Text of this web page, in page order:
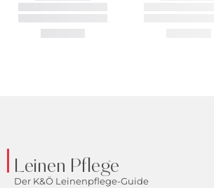
Leinen Pflege
Der K&Ö Leinenpflege-Guide